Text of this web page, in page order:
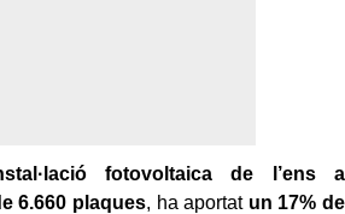
fotovoltaica de l’ens a
6.660 plaques, ha aportat un 17% de